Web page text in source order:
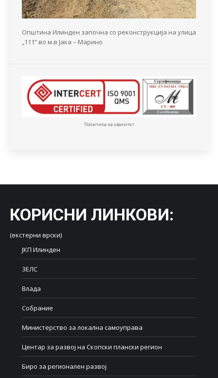
Општина Илинден започна со реконструкција на улица
„111“ во м.в Јака – Марино
Политика на квалитет
КОРИСНИ ЛИНКОВИ:
(екстерни врски)
ЈКП Илинден
ЗЕЛС
Влада
Собрание
Министерство за локална самоуправа
Центар за развој на Скопски плански регион
Биро за регионален развој